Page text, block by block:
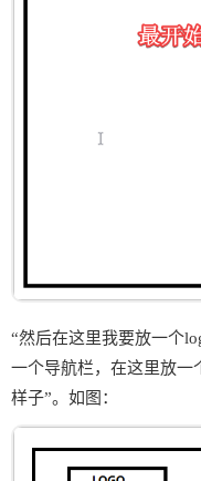
“然后在这里我要放一个
一个导航栏，在这里放一
样子”。如图：